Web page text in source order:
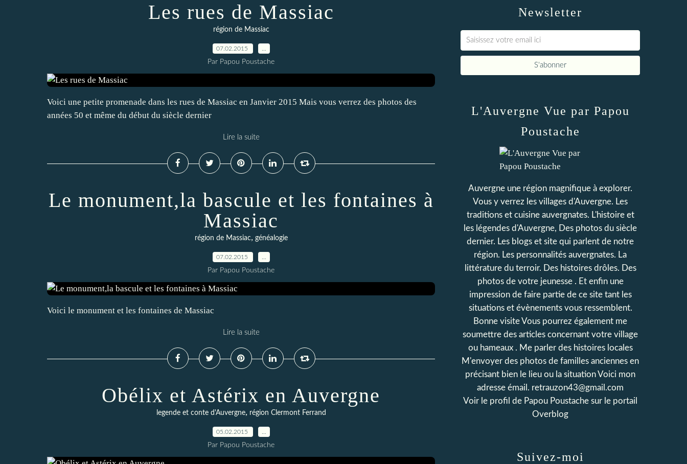
Les rues de Massiac
région de Massiac
07.02.2015
Par Papou Poustache
Voici une petite promenade dans les rues de Massiac en Janvier 2015 Mais vous verrez des photos des
années 50 et même du début du siècle dernier
Lire la suite
Le monument,la bascule et les fontaines à
Massiac
région de Massiac, généalogie
07.02.2015
Par Papou Poustache
Voici le monument et les fontaines de Massiac
Lire la suite
Obélix et Astérix en Auvergne
legende et conte d'Auvergne, région Clermont Ferrand
05.02.2015
Par Papou Poustache
Newsletter
L'Auvergne Vue par Papou
Poustache
Auvergne une région magnifique à explorer.
Vous y verrez les villages d'Auvergne. Les
traditions et cuisine auvergnates. L'histoire et
les légendes d'Auvergne, Des photos du siècle
dernier. Les blogs et site qui parlent de notre
région. Les personnalités auvergnates. La
littérature du terroir. Des histoires drôles. Des
photos de votre jeunesse . Et enfin une
impression de faire partie de ce site tant les
situations et évènements vous ressemblent.
Bonne visite Vous pourrez également me
soumettre des articles concernant votre village
ou hameaux . Me parler des histoires locales
M'envoyer des photos de familles anciennes en
précisant bien le lieu ou la situation Voici mon
adresse émail. retrauzon43@gmail.com
Voir le profil de Papou Poustache sur le portail
Overblog
Suivez-moi